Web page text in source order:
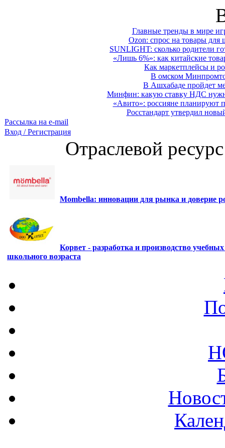
Главные тренды в мире
Ozon: спрос на товары для
SUNLIGHT: сколько родители
«Лишь 6%»: как китайские
Как маркетплейсы и
В омском
В Ашхабаде пройдет
Минфин: какую ставку НДС
«Авито»: россияне планируют
Росстандарт утвердил
Рассылка на e-mail
Вход / Регистрация
Отраслевой
Mombella: инновации для рынка и доверие
Корвет - разработка и производство
школьного возраста